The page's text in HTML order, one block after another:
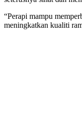
“Perapi mampu
meningkatkan kualiti